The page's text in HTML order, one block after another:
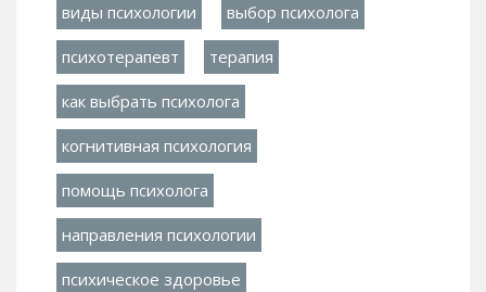
виды психологии выбор психолога
психотерапевт терапия
как выбрать психолога
когнитивная психология
помощь психолога
направления психологии
психическое здоровье